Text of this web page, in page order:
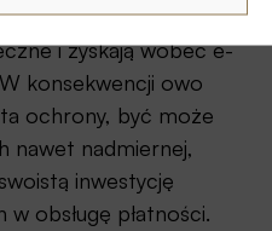
że jest to
i zyskają wobec e-
konsekwencji owo
ochrony, być może
nawet nadmiernej,
inwestycję
obsługę płatności.